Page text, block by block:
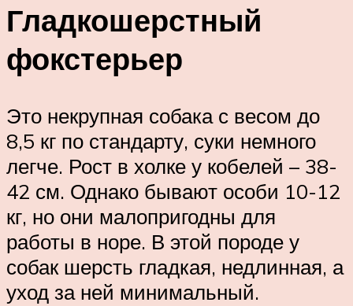
Гладкошерстный
фокстерьер
Это некрупная собака с весом до
8,5 кг по стандарту, суки немного
легче. Рост в холке у кобелей – 38-
42 см. Однако бывают особи 10-12
кг, но они малопригодны для
работы в норе. В этой породе у
собак шерсть гладкая, недлинная, а
уход за ней минимальный.